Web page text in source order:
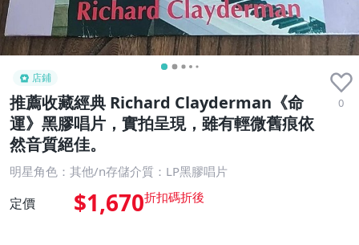
店鋪
推薦收藏經典 Richard Clayderman《命
運》黑膠唱片，實拍呈現，雖有輕微舊痕依
然音質絕佳。
0
明星角色：其他/n存儲介質：LP黑膠唱片
定價 $1,670